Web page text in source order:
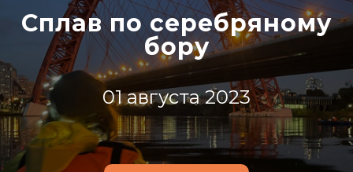
Сплав по серебряному
бору
01 августа 2023